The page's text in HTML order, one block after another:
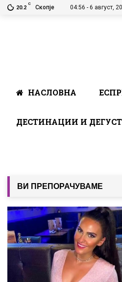
20.2
C
Скопје 04:56 - 6 август,
НАСЛОВНА
ДЕСТИНАЦИИ И
ВИ ПРЕПОРАЧУВАМЕ